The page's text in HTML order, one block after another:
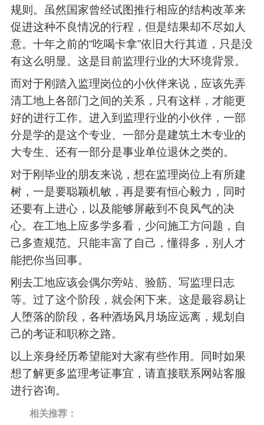
规则。虽然国家曾经试图推行相应的结构改革来
促进这种不良情况的行程，但是结果却不尽如人
意。十年之前的“吃喝卡拿”依旧大行其道，只是没
有这么明显。这是目前监理行业的大环境背景。
而对于刚踏入监理岗位的小伙伴来说，应该先弄
清工地上各部门之间的关系，只有这样，才能更
好的进行工作。进入到监理行业的小伙伴，一部
分是学的是这个专业、一部分是建筑土木专业的
大专生、还有一部分是事业单位退休之类的。
对于刚毕业的朋友来说，想在监理岗位上有所建
树，一是要聪颖机敏，再是要有恒心毅力，同时
还要有上进心，以及能够屏蔽到不良风气的决
心。在工地上应多学多看，少问施工方问题，自
己多查规范。只能丰富了自己，懂得多，别人才
能把你当回事。
刚去工地应该会偶尔旁站、验筋、写监理日志
等。过了这个阶段，就会闲下来。这是最容易让
人堕落的阶段，各种酒场风月场应远离，规划自
己的考证和职称之路。
以上亲身经历希望能对大家有些作用。同时如果
想了解更多监理考证事宜，请直接联系网站客服
进行咨询。
相关推荐：